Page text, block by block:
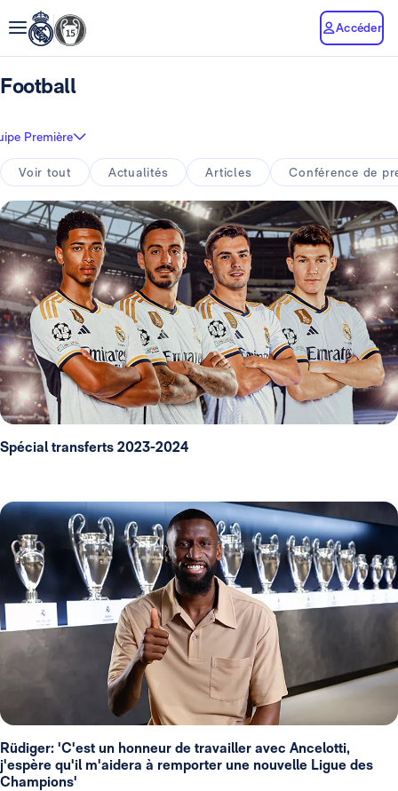
Accéder
Football
Première
Voir tout Actualités Articles Conférence de
Spécial transferts 2023-2024
Rüdiger: 'C'est un honneur de travailler avec Ancelotti,
j'espère qu'il m'aidera à remporter une nouvelle Ligue des
Champions'